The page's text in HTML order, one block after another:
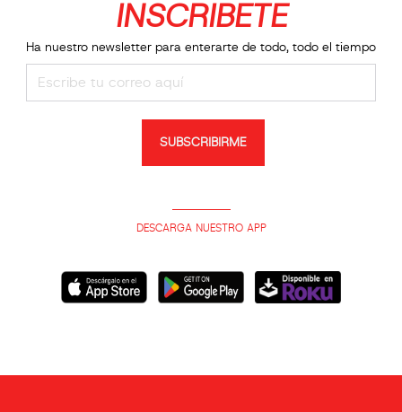
INSCRIBETE
Ha nuestro newsletter para enterarte de todo, todo el tiempo
SUBSCRIBIRME
DESCARGA NUESTRO APP